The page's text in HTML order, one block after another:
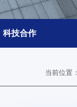
科技合作
当前位置：